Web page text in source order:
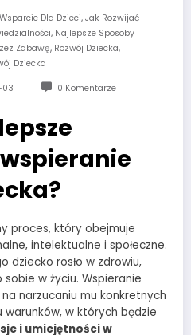
Dla Dzieci, Jak Rozwijać
, Najlepsze Sposoby
Zabawę, Rozwój Dziecka,
Dziecka
0 Komentarze
proces, który obejmuje
intelektualne i społeczne.
dziecko rosło w zdrowiu,
sobie w życiu. Wspieranie
narzucaniu mu konkretnych
warunków, w których będzie
i umiejętności w